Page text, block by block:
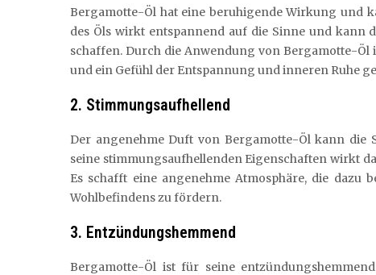
Bergamotte-Öl hat eine beruhigende Wirkung und
des Öls wirkt entspannend auf die Sinne und kann
schaffen. Durch die Anwendung von Bergamotte-
und ein Gefühl der Entspannung und inneren Ruhe
2. Stimmungsaufhellend
Der angenehme Duft von Bergamotte-Öl kann
seine stimmungsaufhellenden Eigenschaften wirkt
Es schafft eine angenehme Atmosphäre, die dazu
Wohlbefindens zu fördern.
3. Entzündungshemmend
Bergamotte-Öl ist für seine